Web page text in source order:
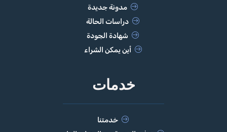
مدونة جديدة
دراسات الحالة
شهادة الجودة
أين يمكن الشراء
خدمات
خدمتنا